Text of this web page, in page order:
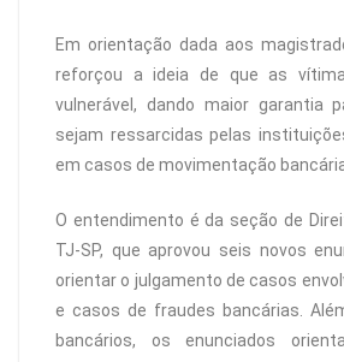
Em orientação dada aos
reforçou a ideia de que as
vulnerável, dando maior garantia
sejam ressarcidas pelas
em casos de movimentação
O entendimento é da seção de
TJ-SP, que aprovou seis novos
orientar o julgamento de casos
e casos de fraudes bancárias.
bancários, os enunciados